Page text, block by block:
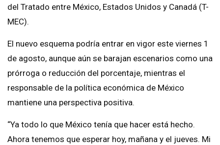
del Tratado entre México, Estados Unidos y Canadá (T-
MEC).
El nuevo esquema podría entrar en vigor este viernes 1
de agosto, aunque aún se barajan escenarios como una
prórroga o reducción del porcentaje, mientras el
responsable de la política económica de México
mantiene una perspectiva positiva.
“Ya todo lo que México tenía que hacer está hecho.
Ahora tenemos que esperar hoy, mañana y el jueves. Mi